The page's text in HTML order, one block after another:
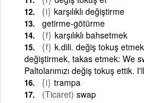
{i} karşılıklı değiştirme
getirme-götürme
{f} karşılıklı bahsetmek
{f} k.dili. değiş tokuş
değiştirmek, takas etmek: We
Paltolarımızı değiş tokuş ettik. I'll
{i} trampa
(Ticaret) swap